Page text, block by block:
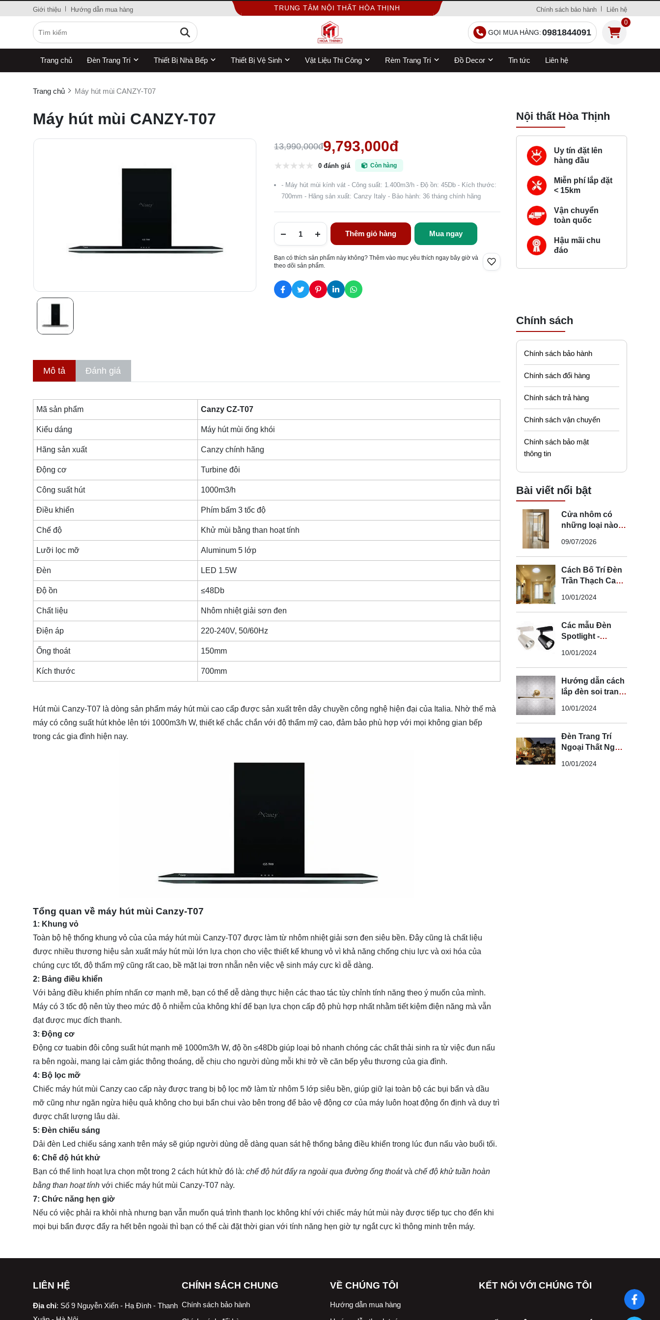
Giới thiệu Hướng dẫn mua hàng TRUNG TÂM NỘI THẤT HÒA THỊNH Chính sách bảo hành Liên hệ
GỌI MUA HÀNG:0981844091
0
Trang chủ Đèn Trang Trí Thiết Bị Nhà Bếp Thiết Bị Vệ Sinh Vật Liệu Thi Công Rèm Trang Trí Đồ Decor Tin tức Liên hệ
Trang chủ Máy hút mùi CANZY-T07
Máy hút mùi CANZY-T07
13,990,000đ9,793,000đ
0 đánh giá Còn hàng
- Máy hút mùi kính vát - Công suất: 1.400m3/h - Độ ồn: 45Db - Kích thước:
700mm - Hãng sản xuất: Canzy Italy - Bảo hành: 36 tháng chính hãng
Thêm giỏ hàng Mua ngay
Bạn có thích sản phẩm này không? Thêm vào mục yêu thích ngay bây giờ và
theo dõi sản phẩm.
Mô tả Đánh giá
Mã sản phẩm Canzy CZ-T07
Kiểu dáng Máy hút mùi ống khói
Hãng sản xuất Canzy chính hãng
Động cơ Turbine đôi
Công suất hút 1000m3/h
Điều khiển Phím bấm 3 tốc độ
Chế độ Khử mùi bằng than hoạt tính
Lưỡi lọc mỡ Aluminum 5 lớp
Đèn LED 1.5W
Độ ồn ≤48Db
Chất liệu Nhôm nhiệt giải sơn đen
Điện áp 220-240V, 50/60Hz
Ống thoát 150mm
Kích thước 700mm
Hút mùi Canzy-T07 là dòng sản phẩm máy hút mùi cao cấp được sản xuất trên dây chuyền công nghệ hiện đại của Italia. Nhờ thế mà
máy có công suất hút khỏe lên tới 1000m3/h W, thiết kế chắc chắn với độ thẩm mỹ cao, đảm bảo phù hợp với mọi không gian bếp
trong các gia đình hiện nay.
Tổng quan về máy hút mùi Canzy-T07
1: Khung vỏ
Toàn bộ hệ thống khung vỏ của của máy hút mùi Canzy-T07 được làm từ nhôm nhiệt giải sơn đen siêu bền. Đây cũng là chất liệu
được nhiều thương hiệu sản xuất máy hút mùi lớn lựa chọn cho việc thiết kế khung vỏ vì khả năng chống chịu lực và oxi hóa của
chúng cực tốt, độ thẩm mỹ cũng rất cao, bề mặt lại trơn nhẵn nên việc vệ sinh máy cực kì dễ dàng.
2: Bảng điều khiển
Với bảng điều khiển phím nhấn cơ mạnh mẽ, bạn có thể dễ dàng thực hiện các thao tác tùy chỉnh tính năng theo ý muốn của mình.
Máy có 3 tốc độ nên tùy theo mức độ ô nhiễm của không khí để bạn lựa chọn cấp độ phù hợp nhất nhằm tiết kiệm điện năng mà vẫn
đạt được mục đích thanh.
3: Động cơ
Động cơ tuabin đôi công suất hút mạnh mẽ 1000m3/h W, độ ồn ≤48Db giúp loại bỏ nhanh chóng các chất thải sinh ra từ việc đun nấu
ra bên ngoài, mang lại cảm giác thông thoáng, dễ chịu cho người dùng mỗi khi trở về căn bếp yêu thương của gia đình.
4: Bộ lọc mỡ
Chiếc máy hút mùi Canzy cao cấp này được trang bị bộ lọc mỡ làm từ nhôm 5 lớp siêu bền, giúp giữ lại toàn bộ các bụi bẩn và dầu
mỡ cũng như ngăn ngừa hiệu quả không cho bụi bẩn chui vào bên trong để bảo vệ động cơ của máy luôn hoạt động ổn định và duy trì
được chất lượng lâu dài.
5: Đèn chiếu sáng
Dải đèn Led chiếu sáng xanh trên máy sẽ giúp người dùng dễ dàng quan sát hệ thống bảng điều khiển trong lúc đun nấu vào buổi tối.
6: Chế độ hút khử
Bạn có thể linh hoạt lựa chọn một trong 2 cách hút khử đó là: chế độ hút đẩy ra ngoài qua đường ống thoátvà chế độ khử tuần hoàn
bằng than hoạt tính với chiếc máy hút mùi Canzy-T07 này.
7: Chức năng hẹn giờ
Nếu có việc phải ra khỏi nhà nhưng bạn vẫn muốn quá trình thanh lọc không khí với chiếc máy hút mùi này được tiếp tục cho đến khi
mọi bụi bẩn được đẩy ra hết bên ngoài thì bạn có thể cài đặt thời gian với tính năng hẹn giờ tự ngắt cực kì thông minh trên máy.
Nội thất Hòa Thịnh
Uy tín đặt lên
hàng đầu
Miễn phí lắp đặt
< 15km
Vận chuyển
toàn quốc
Hậu mãi chu
đáo
Chính sách
Chính sách bảo hành
Chính sách đổi hàng
Chính sách trả hàng
Chính sách vận chuyển
Chính sách bảo mật
thông tin
Bài viết nổi bật
Cửa nhôm có
những loại nào?
nhôm phù hợp
09/07/2026
Cách Bố Trí Đèn
Trần Thạch Cao
Lắp Đèn Trần
Thạch Cao
10/01/2024
Các mẫu Đèn
Spotlight -
- Spotlight rọi ray
10/01/2024
Hướng dẫn cách
lắp đèn soi tranh
an toàn
10/01/2024
Đèn Trang Trí
Ngoại Thất Ngoài
Thất Trang Trí
10/01/2024
LIÊN HỆ
Địa chỉ: Số 9 Nguyễn Xiển - Hạ Đình - Thanh
CHÍNH SÁCH CHUNG
Chính sách bảo hành
VỀ CHÚNG TÔI
Hướng dẫn mua hàng
KẾT NỐI VỚI CHÚNG TÔI